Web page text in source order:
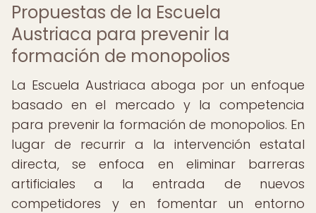
Propuestas de la Escuela
Austriaca para prevenir la
formación de monopolios
La Escuela Austriaca aboga por un enfoque
basado en el mercado y la competencia
para prevenir la formación de monopolios. En
lugar de recurrir a la intervención estatal
directa, se enfoca en eliminar barreras
artificiales a la entrada de nuevos
competidores y en fomentar un entorno